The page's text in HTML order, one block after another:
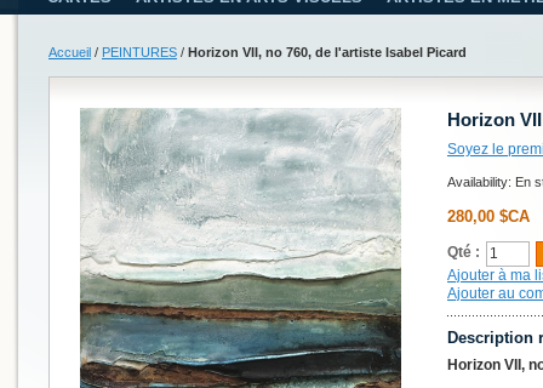
Accueil / PEINTURES / Horizon VII, no 760, de l'artiste Isabel Picard
Horizon
Soyez le
Availability: En
280,00 $CA
Qté :
Ajouter à ma
Ajouter au
Description
Horizon VII,